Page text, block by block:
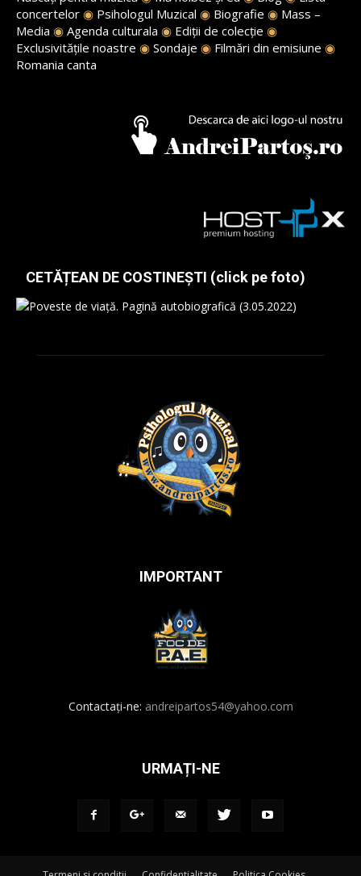
concertelor ◉ Psihologul Muzical ◉ Biografie ◉ Mass –
Media ◉ Agenda culturala ◉ Ediții de colecție ◉
Exclusivitățile noastre ◉ Sondaje ◉ Filmări din emisiune ◉
Romania canta
CETĂȚEAN DE COSTINEȘTI (click pe foto)
IMPORTANT
Contactați-ne: andreipartos54@yahoo.com
URMAȚI-NE